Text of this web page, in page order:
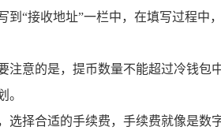
到“接收地址”一栏中，在填写过程
注意的是，提币数量不能超过冷钱
。
选择合适的手续费，手续费就像是